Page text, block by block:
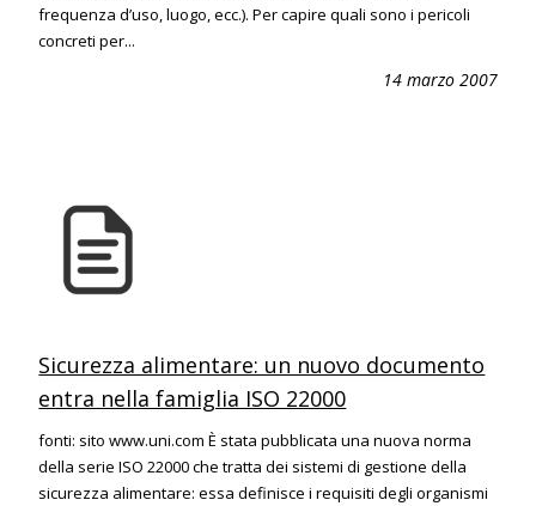
frequenza d’uso, luogo, ecc.). Per capire quali sono i pericoli
concreti per...
14 marzo 2007
Sicurezza alimentare: un nuovo documento
entra nella famiglia ISO 22000
fonti: sito www.uni.com È stata pubblicata una nuova norma
della serie ISO 22000 che tratta dei sistemi di gestione della
sicurezza alimentare: essa definisce i requisiti degli organismi